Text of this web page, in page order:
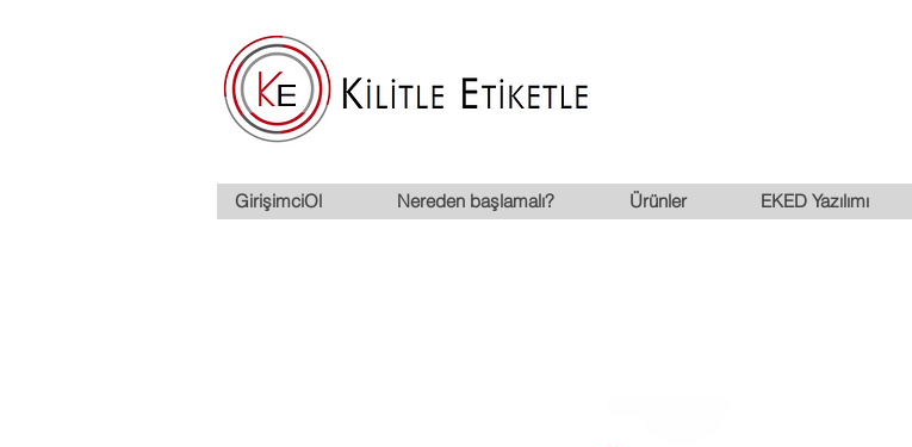
GirişimciOl Nereden başlamalı? Ürünler EKED Yazılımı